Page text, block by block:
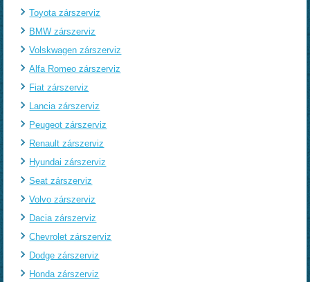
Toyota zárszerviz
BMW zárszerviz
Volskwagen zárszerviz
Alfa Romeo zárszerviz
Fiat zárszerviz
Lancia zárszerviz
Peugeot zárszerviz
Renault zárszerviz
Hyundai zárszerviz
Seat zárszerviz
Volvo zárszerviz
Dacia zárszerviz
Chevrolet zárszerviz
Dodge zárszerviz
Honda zárszerviz